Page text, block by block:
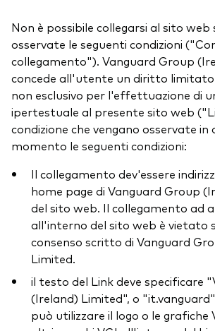
Non è possibile collegarsi al sito web
osservate le seguenti condizioni
collegamento"). Vanguard Group
concede all'utente un diritto
non esclusivo per l'effettuazione di
ipertestuale al presente sito web
condizione che vengano osservate in
momento le seguenti condizioni:
Il collegamento dev'essere
home page di Vanguard Group
del sito web. Il collegamento ad
all'interno del sito web è vietato
consenso scritto di Vanguard
Limited.
il testo del Link deve specificare
(Ireland) Limited", o
può utilizzare il logo o le grafiche